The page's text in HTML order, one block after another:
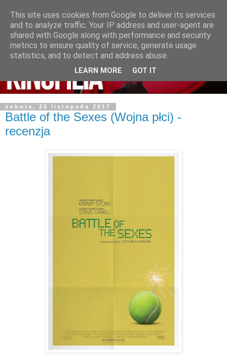
sobota, 25 listopada 2017
Battle of the Sexes (Wojna płci) -
recenzja
This site uses cookies from Google to deliver its services
and to analyze traffic. Your IP address and user-agent are
shared with Google along with performance and security
metrics to ensure quality of service, generate usage
statistics, and to detect and address abuse.
LEARN MORE GOT IT